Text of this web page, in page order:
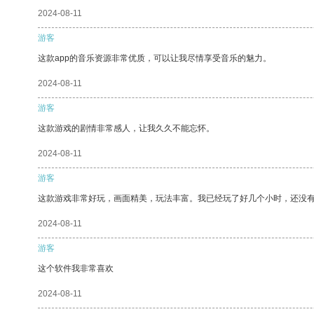
2024-08-11
游客
这款app的音乐资源非常优质，可以让我尽情享受音乐的魅力。
2024-08-11
游客
这款游戏的剧情非常感人，让我久久不能忘怀。
2024-08-11
游客
这款游戏非常好玩，画面精美，玩法丰富。我已经玩了好几个小时，还没
2024-08-11
游客
这个软件我非常喜欢
2024-08-11